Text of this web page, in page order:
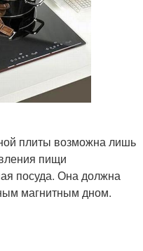
плиты возможна лишь
пищи
посуда. Она должна
магнитным дном.